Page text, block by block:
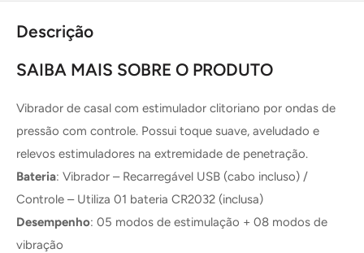
Descrição
SAIBA MAIS SOBRE O PRODUTO
Vibrador de casal com estimulador clitoriano por ondas de
pressão com controle. Possui toque suave, aveludado e
relevos estimuladores na extremidade de penetração.
Bateria: Vibrador – Recarregável USB (cabo incluso) /
Controle – Utiliza 01 bateria CR2032 (inclusa)
Desempenho: 05 modos de estimulação + 08 modos de
vibração